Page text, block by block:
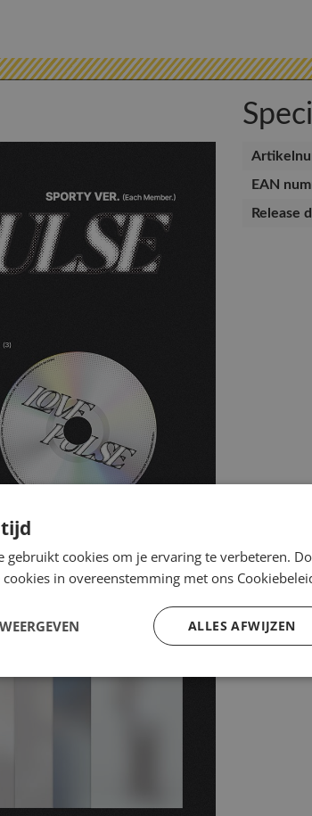
EAN
Release
tijd
gebruikt cookies om je ervaring te verbeteren.
in overeenstemming met ons
ALLES AFWIJZEN